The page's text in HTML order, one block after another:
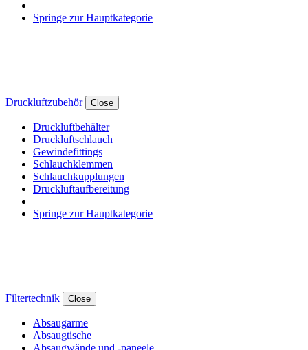
Springe zur Hauptkategorie
Druckluftzubehör Close
Druckluftbehälter
Druckluftschlauch
Gewindefittings
Schlauchklemmen
Schlauchkupplungen
Druckluftaufbereitung
Springe zur Hauptkategorie
Filtertechnik Close
Absaugarme
Absaugtische